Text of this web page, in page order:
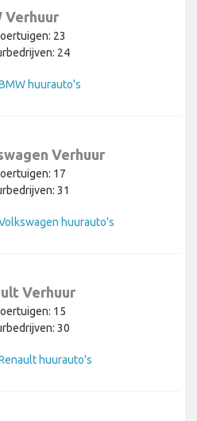
Verhuur
23
24
huurauto's
Verhuur
17
31
huurauto's
Verhuur
15
30
huurauto's